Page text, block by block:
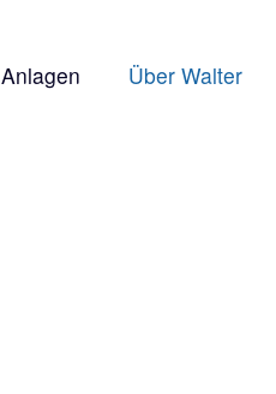
Anlagen Über Walter